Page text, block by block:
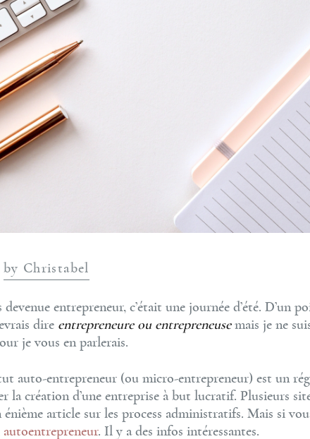
by Christabel
entrepreneur, c’était une journée d’été. D’un
dire entrepreneure ou entrepreneusemais je ne
je vous en parlerais.
auto-entrepreneur (ou micro-entrepreneur) est un
la création d’une entreprise à but lucratif. Plusieurs
article sur les process administratifs. Mais si
. Il y a des infos intéressantes.